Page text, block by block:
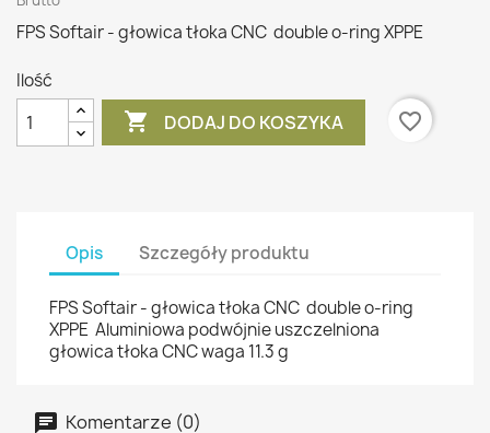
FPS Softair - głowica tłoka CNC double o-ring XPPE
Ilość
 DODAJ DO KOSZYKA favorite_border
Opis Szczegóły produktu
FPS Softair - głowica tłoka CNC double o-ring
XPPE Aluminiowa podwójnie uszczelniona
głowica tłoka CNC waga 11.3 g
Komentarze (0)